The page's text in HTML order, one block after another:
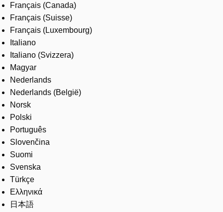
Français (Canada)
Français (Suisse)
Français (Luxembourg)
Italiano
Italiano (Svizzera)
Magyar
Nederlands
Nederlands (België)
Norsk
Polski
Português
Slovenčina
Suomi
Svenska
Türkçe
Ελληνικά
日本語